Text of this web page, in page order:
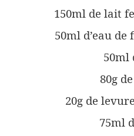
150ml de lait
50ml d’eau de
50ml
80g
20g de
75ml